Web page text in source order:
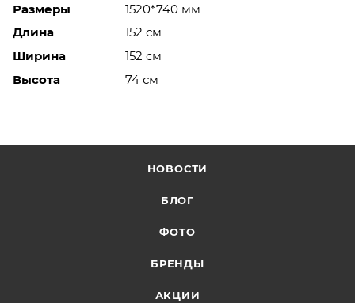
Размеры
1520*740 мм
Длина
152 см
Ширина
152 см
Высота
74 см
НОВОСТИ
БЛОГ
ФОТО
БРЕНДЫ
АКЦИИ